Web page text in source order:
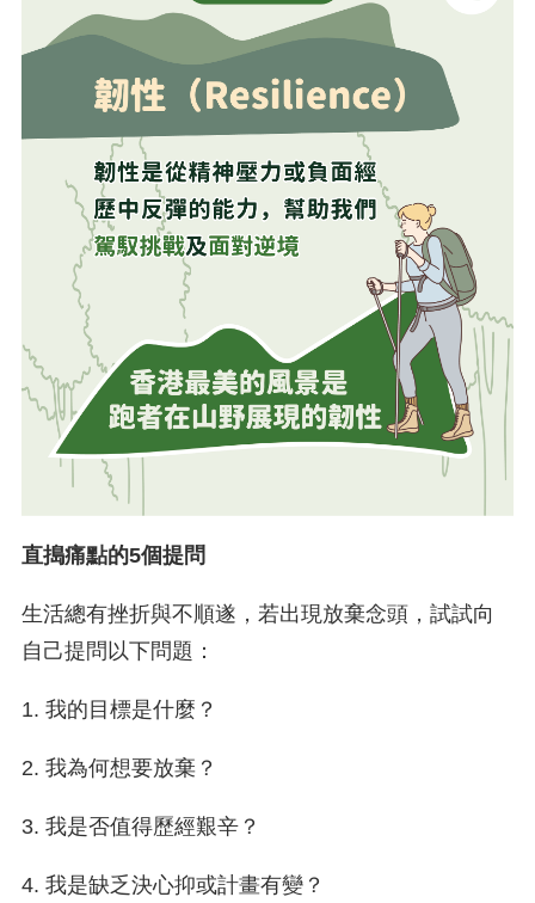
直搗痛點的5個提問
生活總有挫折與不順遂，若出現放棄念頭，試試向
自己提問以下問題：
1. 我的目標是什麼？
2. 我為何想要放棄？
3. 我是否值得歷經艱辛？
4. 我是缺乏決心抑或計畫有變？